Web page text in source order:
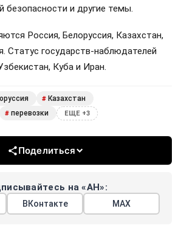
безопасности и другие темы.
Россия, Белоруссия, Казахстан,
Статус государств-наблюдателей
Куба и Иран.
# Казахстан
# перевозки ЕЩЕ +3
Поделиться
на «АН»:
ВКонтакте МАХ